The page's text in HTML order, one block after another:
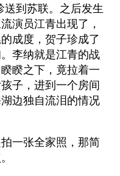
送到苏联。之后发生
演员江青出现了，
成度，贺子珍成了
李纳就是江青的战
睽之下，竟拉着一
子，进到一个房间
边独自流泪的情况
一张全家照，那简